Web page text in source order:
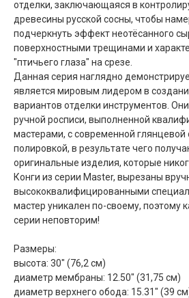
отделки, заключающаяся в
древесины русской сосны, чтобы
подчеркнуть эффект неотёсанного
поверхностными трещинами и
"птичьего глаза" на срезе.
Данная серия наглядно
является мировым лидером в
вариантов отделки инструментов.
ручной росписи, выполненной
мастерами, с современной глянцевой
полировкой, в результате чего
оригинальные изделия, которые
Конги из серии Master, вырезаны
высококвалифицированными
мастер уникален по-своему, поэтому
серии неповторим!
Размеры:
высота: 30" (76,2 см)
диаметр мембраны: 12.50" (31,75 см)
диаметр верхнего обода: 15.31" (39